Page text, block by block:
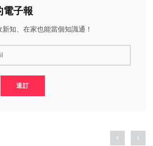
電子報
知、在家也能當個知識通！
退訂